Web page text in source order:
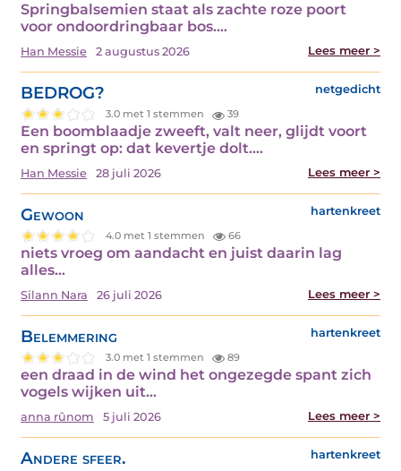
Springbalsemien staat als zachte roze poort
voor ondoordringbaar bos.…
Han Messie 2 augustus 2026 Lees meer >
BEDROG? netgedicht
3.0 met 1 stemmen 39
Een boomblaadje zweeft, valt neer, glijdt voort
en springt op: dat kevertje dolt.…
Han Messie 28 juli 2026 Lees meer >
Gewoon hartenkreet
4.0 met 1 stemmen 66
niets vroeg om aandacht en juist daarin lag
alles…
Silann Nara 26 juli 2026 Lees meer >
Belemmering hartenkreet
3.0 met 1 stemmen 89
een draad in de wind het ongezegde spant zich
vogels wijken uit…
anna rûnom 5 juli 2026 Lees meer >
Andere sfeer. hartenkreet